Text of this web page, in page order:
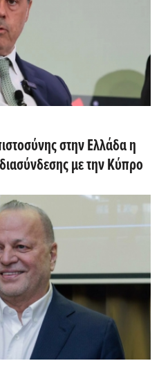
στην Ελλάδα η
με την Κύπρο